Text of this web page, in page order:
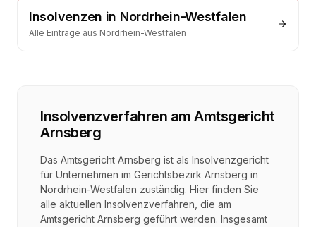
Insolvenzen in Nordrhein-Westfalen
Alle Einträge aus Nordrhein-Westfalen
Insolvenzverfahren am Amtsgericht
Arnsberg
Das Amtsgericht Arnsberg ist als Insolvenzgericht
für Unternehmen im Gerichtsbezirk Arnsberg in
Nordrhein-Westfalen zuständig. Hier finden Sie
alle aktuellen Insolvenzverfahren, die am
Amtsgericht Arnsberg geführt werden. Insgesamt